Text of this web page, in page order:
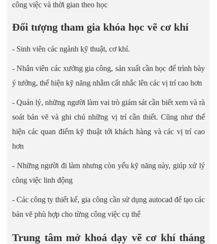
công việc và thời gian theo học
Đối tượng tham gia khóa học vẽ cơ khí
- Sinh viên các ngành kỹ thuật, cơ khí.
- Nhân viên các xưởng gia công, sản xuất cần học để trình bày
ý tưởng, thể hiện kỹ năng nhằm cất nhắc lên các vị trí cao hơn
- Quản lý, những người làm vai trò giám sát cần biết xem và rà
soát bản vẽ và ghi chú những vị trí cần thiết. Cũng như thể
hiện các quan điểm kỹ thuật tới khách hàng và các vị trí cao
hơn
- Những người đi làm nhưng còn yếu kỹ năng này, giúp xử lý
công việc linh động
- Các công ty thiết kế, gia công cần sử dụng autocad để tạo các
bản vẽ phù hợp cho từng công việc cụ thể
Trung tâm mở khoá dạy vẽ cơ khí tháng